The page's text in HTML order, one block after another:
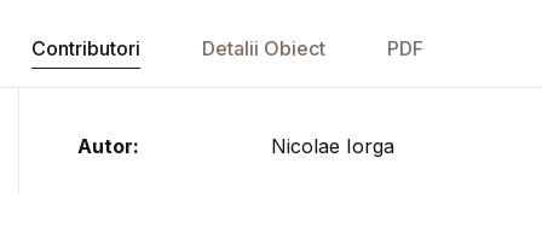
Contributori Detalii Obiect PDF
Autor: Nicolae Iorga